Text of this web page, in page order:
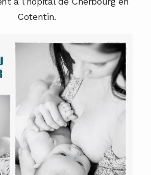
Cotentin.